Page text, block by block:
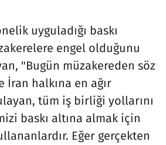
uyguladığı baskı
engel olduğunu
"Bugün müzakereden söz
İran halkına en ağır
tüm iş birliği yollarını
baskı altına almak için
Eğer gerçekten